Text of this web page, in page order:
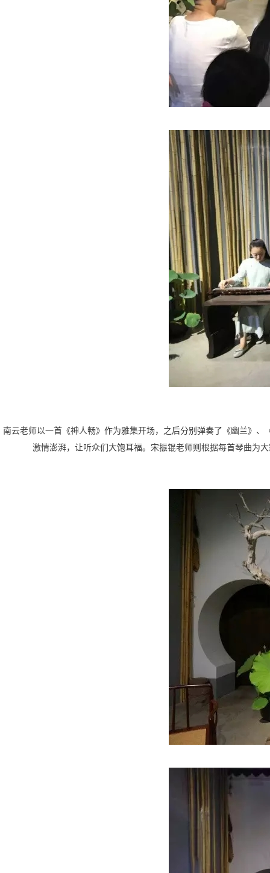
南云老师以一首《神人畅》作为雅集开场，之后分别弹奏了《幽兰》
激情澎湃，让听众们大饱耳福。宋振锟老师则根据每首琴曲为